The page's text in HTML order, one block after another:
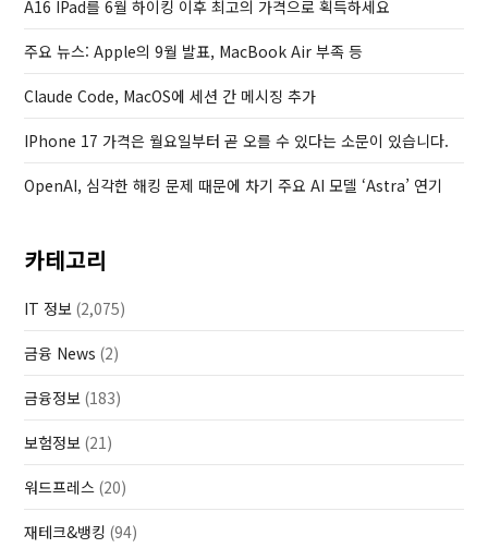
o
s
A16 IPad를 6월 하이킹 이후 최고의 가격으로 획득하세요
주요 뉴스: Apple의 9월 발표, MacBook Air 부족 등
Claude Code, MacOS에 세션 간 메시징 추가
IPhone 17 가격은 월요일부터 곧 오를 수 있다는 소문이 있습니다.
OpenAI, 심각한 해킹 문제 때문에 차기 주요 AI 모델 ‘Astra’ 연기
카테고리
IT 정보 (2,075)
금융 News (2)
금융정보 (183)
보험정보 (21)
워드프레스 (20)
재테크&뱅킹 (94)